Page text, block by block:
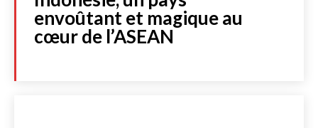
envoûtant et magique au
cœur de l’ASEAN